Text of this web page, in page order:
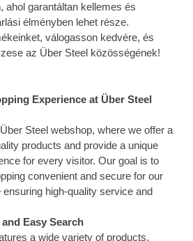
ahol garantáltan kellemes és
élményben lehet része.
válogasson kedvére, és
az Über Steel közösségének!
Experience at Über Steel
Steel webshop, where we offer a
products and provide a unique
for every visitor. Our goal is to
convenient and secure for our
high-quality service and
Easy Search
a wide variety of products,